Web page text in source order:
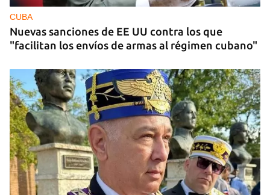
en la Liga de Naciones de Voleibol 2026
CUBA
Nuevas sanciones de EE UU contra los que
"facilitan los envíos de armas al régimen cubano"